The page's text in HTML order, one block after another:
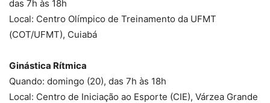
das 7h às 18h
Local: Centro Olímpico de Treinamento da UFMT
(COT/UFMT), Cuiabá
Ginástica Rítmica
Quando: domingo (20), das 7h às 18h
Local: Centro de Iniciação ao Esporte (CIE), Várzea Grande